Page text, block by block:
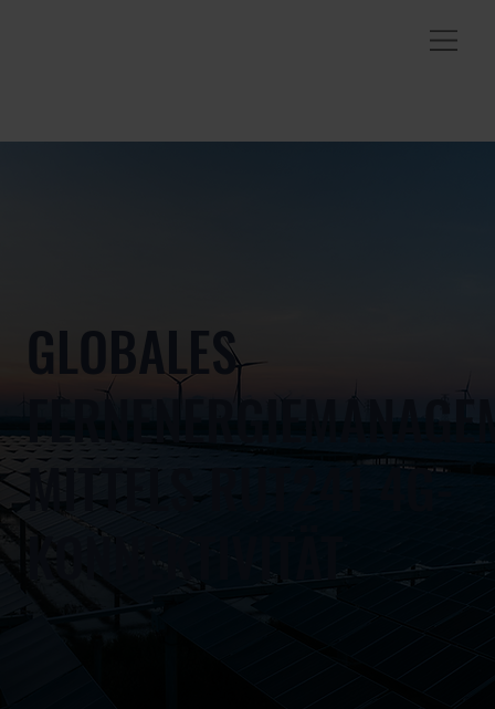
GLOBALES
MITTELS RUT241 4G-
KONNEKTIVITÄT